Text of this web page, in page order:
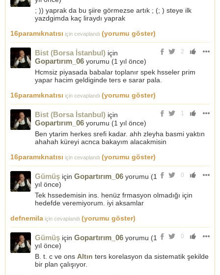
; )) yaprak da bu şiire görmezse artık ; (; ) steye ilk
yazdgimda kaç liraydı yaprak
16paramıknatısı için cevaplandı (yorumu göster)
2
Bist (Borsa İstanbul) için
Gopartırım_06 yorumu (1 yıl önce)
Hcmsiz piyasada babalar toplanır spek hsseler prim
yapar hacim geldiginde ters e sarar pala.
16paramıknatısı için cevaplandı (yorumu göster)
1
Bist (Borsa İstanbul) için
Gopartırım_06 yorumu (1 yıl önce)
Ben ytarim herkes srefi kadar. ahh zleyha basmi yaktın
ahahah küreyi acnca bakayım alacakmisin
16paramıknatısı için cevaplandı (yorumu göster)
0
Gümüş için Gopartırım_06 yorumu (1
yıl önce)
Tek hssedemisin ins. henüz frmasyon olmadığı için
hedefde veremiyorum. iyi aksamlar
defnemila için cevaplandı (yorumu göster)
0
Gümüş için Gopartırım_06 yorumu (1
yıl önce)
B. t. c ve ons Altın ters korelasyon da sistematik şekilde
bir plan çalışıyor.